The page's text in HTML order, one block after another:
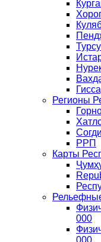
Регионы
РРП
Карты
000
000